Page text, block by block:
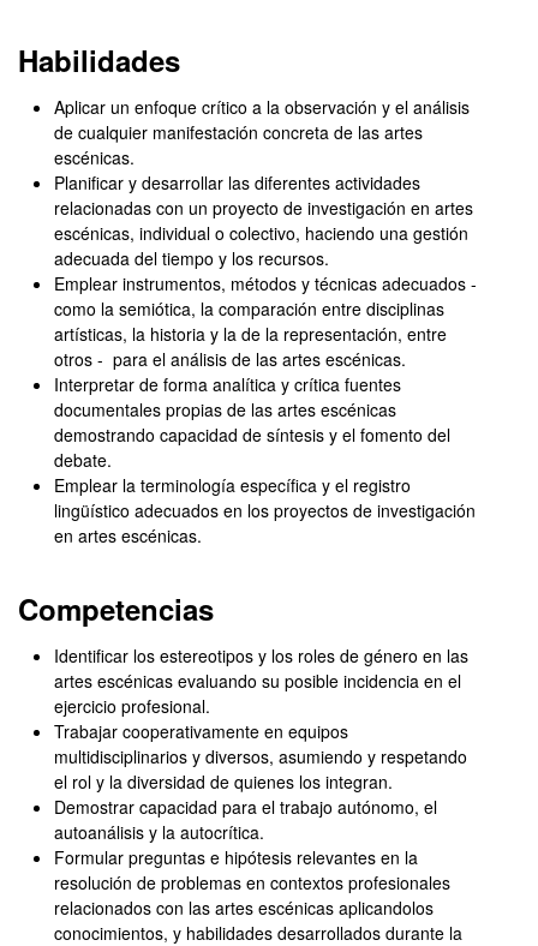
Habilidades
Aplicar un enfoque crítico a la observación y el análisis
de cualquier manifestación concreta de las artes
escénicas.
Planificar y desarrollar las diferentes actividades
relacionadas con un proyecto de investigación en artes
escénicas, individual o colectivo, haciendo una gestión
adecuada del tiempo y los recursos.
Emplear instrumentos, métodos y técnicas adecuados -
como la semiótica, la comparación entre disciplinas
artísticas, la historia y la de la representación, entre
otros - para el análisis de las artes escénicas.
Interpretar de forma analítica y crítica fuentes
documentales propias de las artes escénicas
demostrando capacidad de síntesis y el fomento del
debate.
Emplear la terminología específica y el registro
lingüístico adecuados en los proyectos de investigación
en artes escénicas.
Competencias
Identificar los estereotipos y los roles de género en las
artes escénicas evaluando su posible incidencia en el
ejercicio profesional.
Trabajar cooperativamente en equipos
multidisciplinarios y diversos, asumiendo y respetando
el rol y la diversidad de quienes los integran.
Demostrar capacidad para el trabajo autónomo, el
autoanálisis y la autocrítica.
Formular preguntas e hipótesis relevantes en la
resolución de problemas en contextos profesionales
relacionados con las artes escénicas aplicandolos
conocimientos, y habilidades desarrollados durante la